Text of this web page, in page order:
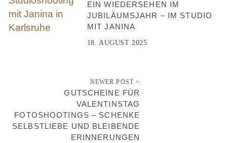
EIN WIEDERSEHEN IM
JUBILÄUMSJAHR – IM STUDIO
MIT JANINA
18. AUGUST 2025
NEWER POST >
GUTSCHEINE FÜR
VALENTINSTAG
FOTOSHOOTINGS – SCHENKE
SELBSTLIEBE UND BLEIBENDE
ERINNERUNGEN